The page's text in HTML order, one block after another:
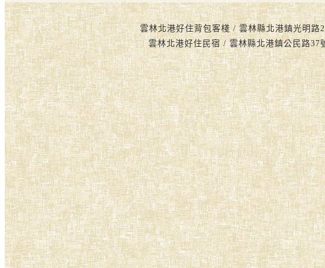
雲林北港好住背包客棧 / 雲林縣北港鎮光明路
雲林北港好住民宿 / 雲林縣北港鎮公民路37